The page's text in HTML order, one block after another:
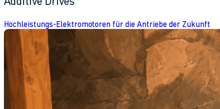
Hochleistungs-Elektromotoren für die Antriebe der Zukunft